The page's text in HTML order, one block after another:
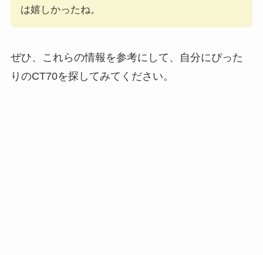
は嬉しかったね。
ぜひ、これらの情報を参考にして、自分にぴった
りのCT70を探してみてください。